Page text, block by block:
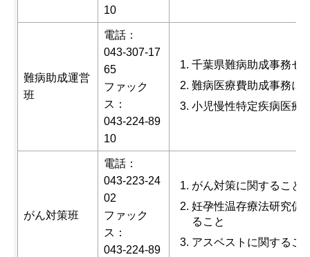
10
難病助成運営
班
電話：
043-307-17
65
ファック
ス：
043-224-89
10
千葉県難病助成事務セ
難病医療費助成事務に
小児慢性特定疾病医療
がん対策班
電話：
043-223-24
02
ファック
ス：
043-224-89
がん対策に関すること
妊孕性温存療法研究促
ること
アスベストに関するこ